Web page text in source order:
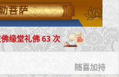
菩萨
缘堂礼佛 63 次
随喜加持